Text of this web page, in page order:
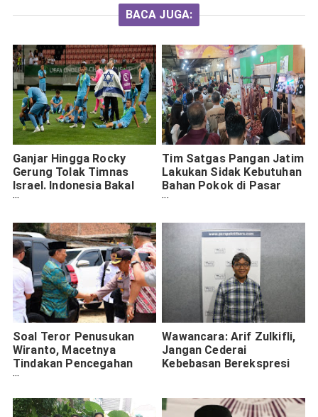
BACA JUGA:
Ganjar Hingga Rocky
Gerung Tolak Timnas
Israel. Indonesia Bakal
Masuk Daftar Hitam?
Tim Satgas Pangan Jatim
Lakukan Sidak Kebutuhan
Bahan Pokok di Pasar
Tambahrejo Surabaya
Soal Teror Penusukan
Wiranto, Macetnya
Tindakan Pencegahan
Dipertanyakan
Wawancara: Arif Zulkifli,
Jangan Cederai
Kebebasan Berekspresi